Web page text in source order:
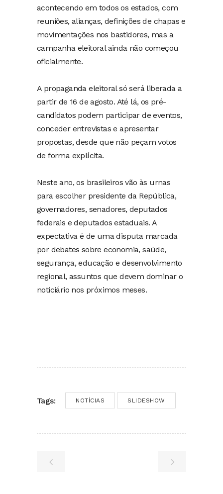
acontecendo em todos os estados, com
reuniões, alianças, definições de chapas e
movimentações nos bastidores, mas a
campanha eleitoral ainda não começou
oficialmente.
A propaganda eleitoral só será liberada a
partir de 16 de agosto. Até lá, os pré-
candidatos podem participar de eventos,
conceder entrevistas e apresentar
propostas, desde que não peçam votos
de forma explícita.
Neste ano, os brasileiros vão às urnas
para escolher presidente da República,
governadores, senadores, deputados
federais e deputados estaduais. A
expectativa é de uma disputa marcada
por debates sobre economia, saúde,
segurança, educação e desenvolvimento
regional, assuntos que devem dominar o
noticiário nos próximos meses.
Tags: NOTÍCIAS SLIDESHOW